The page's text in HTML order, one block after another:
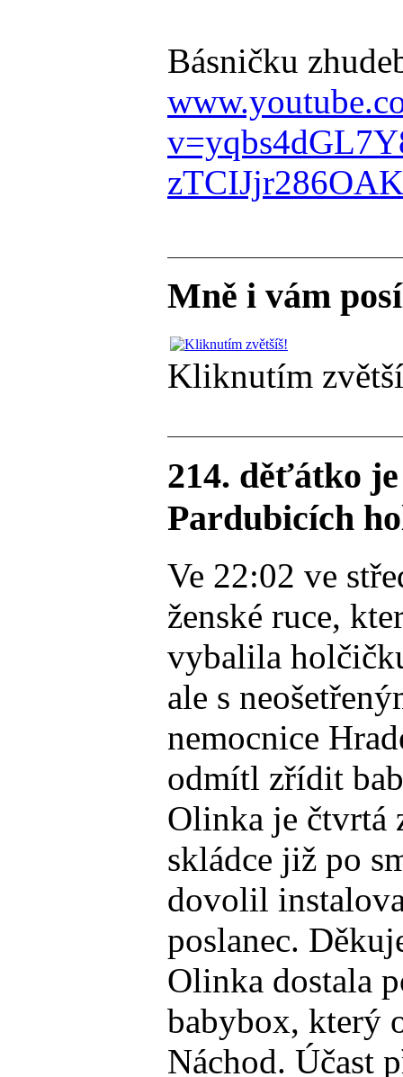
Básničku
Mně i vám
Kliknutím
214. děťátko
Pardubicích
Ve 22:02 ve
ženské ruce,
vybalila
ale s
nemocnice
odmítl zřídit
Olinka je čtvrtá
skládce již po
dovolil
poslanec.
Olinka dostala
babybox, který
Náchod. Účast